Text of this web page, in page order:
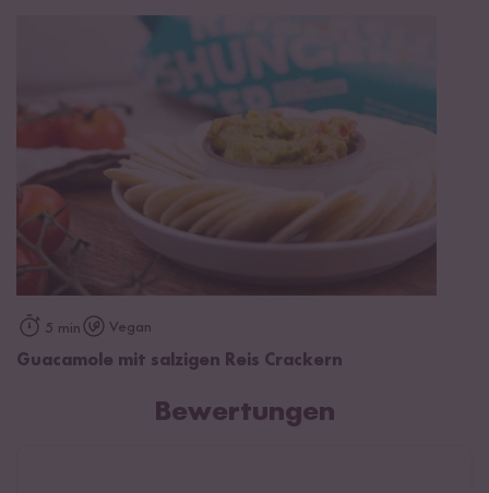
5 min Vegan
Guacamole mit salzigen Reis Crackern
Bewertungen